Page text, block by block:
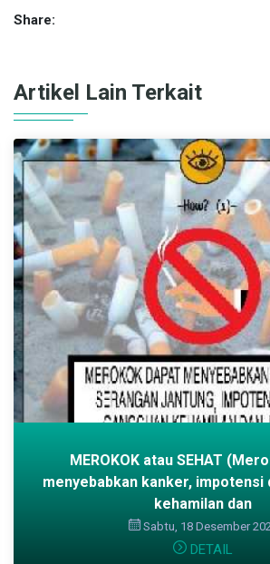
Share:
Artikel Lain Terkait
MEROKOK atau SEHAT
menyebabkan kanker, impotensi
kehamilan dan
Sabtu, 18 Desember
DETAIL